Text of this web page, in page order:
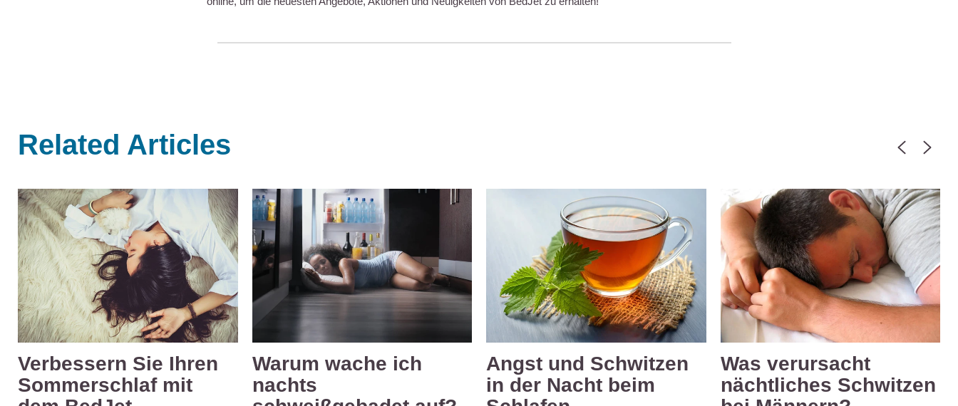
Related Articles
Verbessern Sie Ihren
Sommerschlaf mit
Warum wache ich
nachts
Angst und Schwitzen
in der Nacht beim
Was verursacht
nächtliches Schwitzen